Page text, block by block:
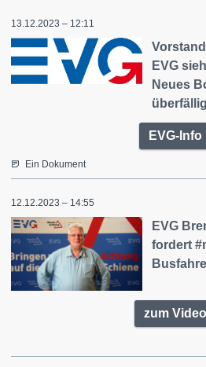
13.12.2023 – 12:11
EVG
Neues
EVG-Info
Ein Dokument
12.12.2023 – 14:55
EVG
fordert
zum Video